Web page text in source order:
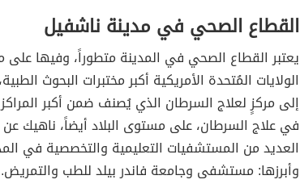
القطاع الصحي في مدينة ناشفيل
يعتبر القطاع الصحي في المدينة متطوراً، وفيها
الولايات المُتحدة الأمريكية أكبر مختبرات البحوث
إلى مركزٍ لعلاج السرطان الذي يُصنف ضمن أكبر
في علاج السرطان، على مستوى البلاد أيضاً، ناهيك
العديد من المستشفيات التعليمية والتخصصية في
وأبرزها: مستشفى وجامعة فاندر بيلد للطب والتمريض.